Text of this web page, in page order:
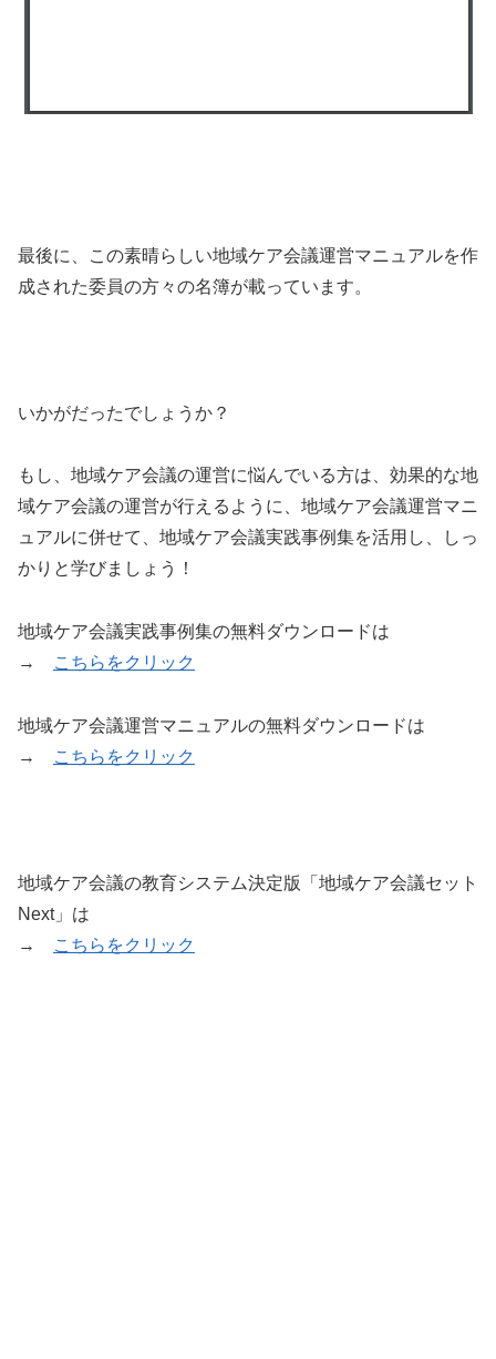
最後に、この素晴らしい地域ケア会議運営マニュアルを作
成された委員の方々の名簿が載っています。
いかがだったでしょうか？
もし、地域ケア会議の運営に悩んでいる方は、効果的な地
域ケア会議の運営が行えるように、地域ケア会議運営マニ
ュアルに併せて、地域ケア会議実践事例集を活用し、しっ
かりと学びましょう！
地域ケア会議実践事例集の無料ダウンロードは
→
こちらをクリック
地域ケア会議運営マニュアルの無料ダウンロードは
→
こちらをクリック
地域ケア会議の教育システム決定版「地域ケア会議セット
Next」は
→
こちらをクリック